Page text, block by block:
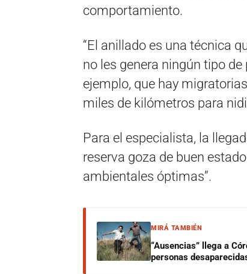
comportamiento.
“El anillado es una técnica
no les genera ningún tipo
ejemplo, que hay
miles de kilómetros para
Para el especialista, la
reserva goza de buen
ambientales óptimas”.
MIRÁ TAMBIÉN
“Ausencias” llega a
personas